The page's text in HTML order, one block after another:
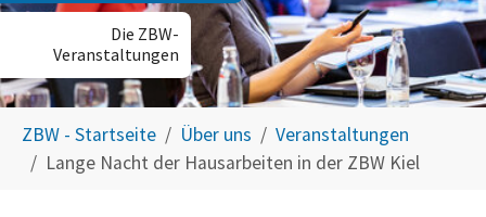
Die ZBW-
Veranstaltungen
ZBW - Startseite Über uns
Veranstaltungen
Lange Nacht der Hausarbeiten in der ZBW Kiel